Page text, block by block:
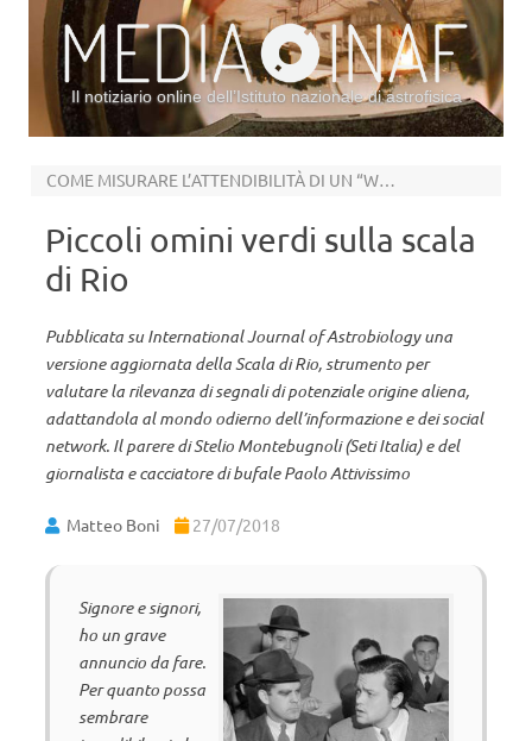
Il notiziario online dell’Istituto nazionale di astrofisica
COME MISURARE L’ATTENDIBILITÀ DI UN “WOW”
Piccoli omini verdi sulla scala
di Rio
Pubblicata su International Journal of Astrobiology una
versione aggiornata della Scala di Rio, strumento per
valutare la rilevanza di segnali di potenziale origine aliena,
adattandola al mondo odierno dell’informazione e dei social
network. Il parere di Stelio Montebugnoli (Seti Italia) e del
giornalista e cacciatore di bufale Paolo Attivissimo
Matteo Boni 27/07/2018
Signore e signori,
ho un grave
annuncio da fare.
Per quanto possa
sembrare